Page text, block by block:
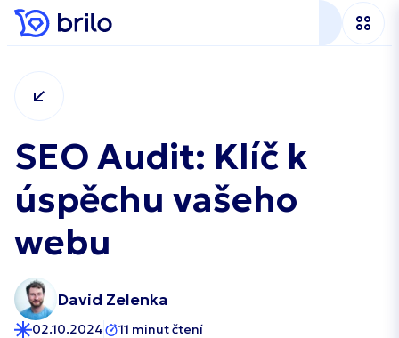
SEO Audit: Klíč k
úspěchu vašeho
webu
David Zelenka
02.10.2024 11 minut čtení